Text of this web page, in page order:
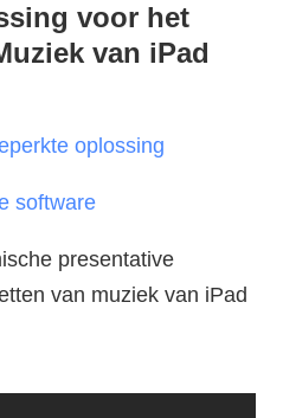
voor het
van iPad
oplossing
software
presentative
van muziek van iPad